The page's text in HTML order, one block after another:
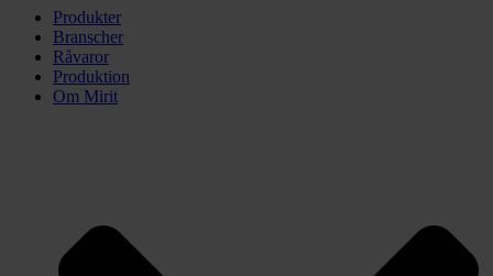
Produkter
Branscher
Råvaror
Produktion
Om Mirit